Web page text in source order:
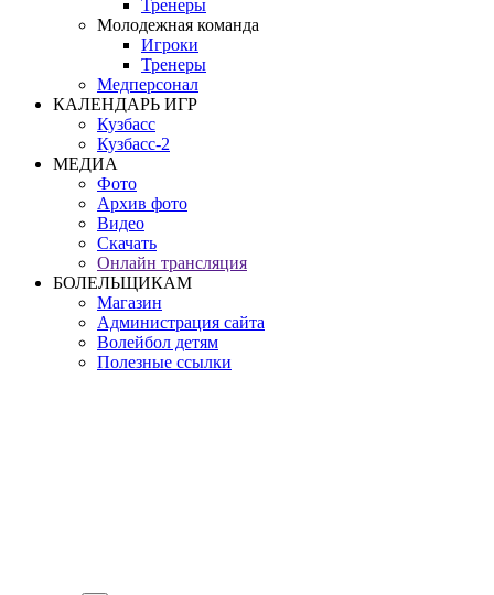
Тренеры
Молодежная команда
Игроки
Тренеры
Медперсонал
КАЛЕНДАРЬ ИГР
Кузбасс
Кузбасс-2
МЕДИА
Фото
Архив фото
Видео
Скачать
Онлайн трансляция
БОЛЕЛЬЩИКАМ
Магазин
Администрация сайта
Волейбол детям
Полезные ссылки